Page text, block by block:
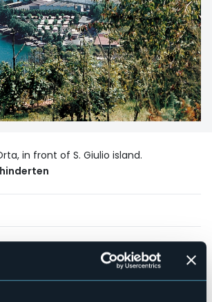
in front of S. Giulio island.